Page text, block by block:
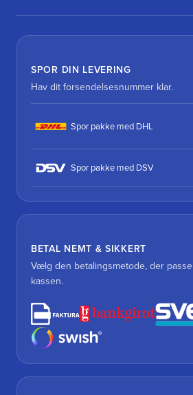
SPOR DIN LEVERING
Hav dit forsendelsesnummer klar.
Spor pakke med DHL
Spor pakke med DSV
BETAL NEMT & SIKKERT
Vælg den betalingsmetode, der
kassen.